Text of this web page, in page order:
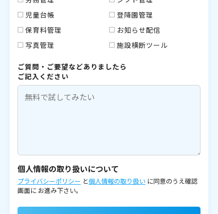
児童台帳
登降園管理
保育料管理
お知らせ配信
写真管理
施設横断ツール
ご質問・ご要望などありましたら
ご記入ください
個人情報の取り扱いについて
プライバシーポリシー と個人情報の取り扱い に同意のうえ確認
画面に お進み下さい。